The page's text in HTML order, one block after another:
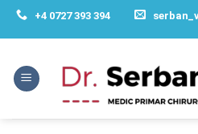
Skip
+4 0727 393 394